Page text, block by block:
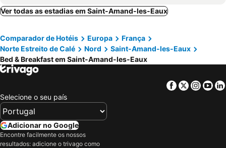
Wevelgem, bed and breakfasts
Houplines, bed and breakfasts
Leuze-en-Hennegau, bed and breakfasts
Spiere-Helkijn, bed and breakfasts
Bever, bed and breakfasts
Mouscron, bed and breakfasts
Croix, bed and breakfasts
Waregem, bed and breakfasts
Tourcoing, bed and breakfasts
Zwevegem, bed and breakfasts
Mont-de-l'Enclus, bed and breakfasts
Ronse, bed and breakfasts
Ver todas as estadias em Saint-Amand-les-Eaux
Comparador de Hotéis Europa
França
Norte Estreito de Calé
Nord
Saint-Amand-les-Eaux
Bed & Breakfast em Saint-Amand-les-Eaux
Facebook
Twitter
Selecione o seu país
Adicionar no Google
Encontre facilmente os nossos
resultados: adicione o trivago como